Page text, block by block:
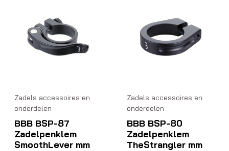
Zadels accessoires en
onderdelen
BBB BSP-87
Zadelpenklem
SmoothLever mm
Zadels accessoires en
onderdelen
BBB BSP-80
Zadelpenklem
TheStrangler mm